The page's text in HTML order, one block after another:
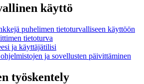
käyttö
puhelimen tietoturvalliseen käyttöön
tietoturva
ja käyttäjätilisi
ja sovellusten päivittäminen
työskentely